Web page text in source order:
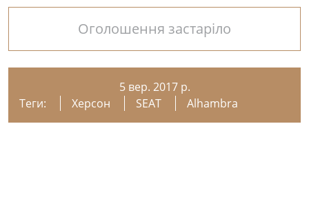
Оголошення застаріло
5 вер. 2017 р.
Теги:
Херсон SEAT Alhambra